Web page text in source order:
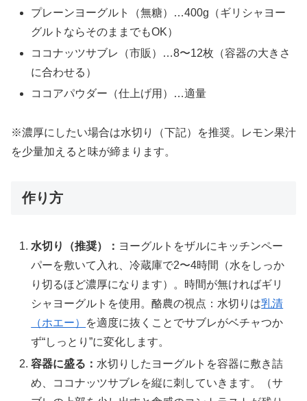
プレーンヨーグルト（無糖）…400g（ギリシャヨー
グルトならそのままでもOK）
ココナッツサブレ（市販）…8〜12枚（容器の大きさ
に合わせる）
ココアパウダー（仕上げ用）…適量
※濃厚にしたい場合は水切り（下記）を推奨。レモン果汁
を少量加えると味が締まります。
作り方
水切り（推奨）： ヨーグルトをザルにキッチンペー
パーを敷いて入れ、冷蔵庫で2〜4時間（水をしっか
り切るほど濃厚になります）。時間が無ければギリ
シャヨーグルトを使用。酪農の視点：水切りは乳清
（ホエー）
を適度に抜くことでサブレがベチャつか
ず“しっとり”に変化します。
容器に盛る： 水切りしたヨーグルトを容器に敷き詰
め、ココナッツサブレを縦に刺していきます。（サ